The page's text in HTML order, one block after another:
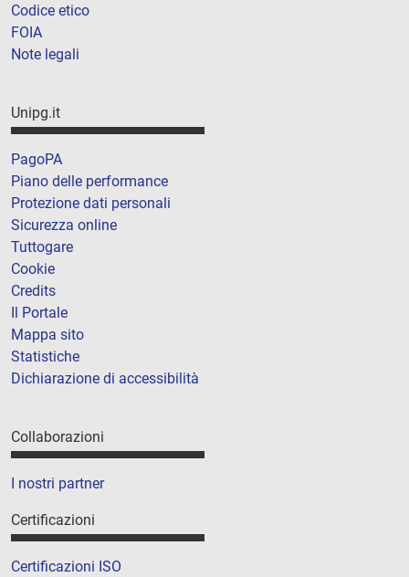
Codice etico
FOIA
Note legali
Unipg.it
PagoPA
Piano delle performance
Protezione dati personali
Sicurezza online
Tuttogare
Cookie
Credits
Il Portale
Mappa sito
Statistiche
Dichiarazione di accessibilità
Collaborazioni
I nostri partner
Certificazioni
Certificazioni ISO